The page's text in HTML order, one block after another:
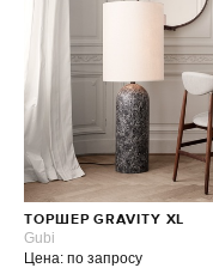
ТОРШЕР GRAVITY XL
Gubi
Цена: по запросу